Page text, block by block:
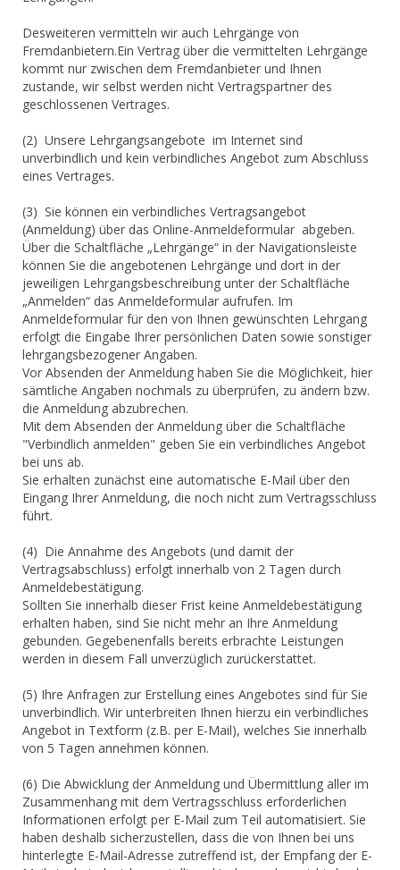
Desweiteren vermitteln wir auch Lehrgänge von
Fremdanbietern.Ein Vertrag über die vermittelten Lehrgänge
kommt nur zwischen dem Fremdanbieter und Ihnen
zustande, wir selbst werden nicht Vertragspartner des
geschlossenen Vertrages.
(2) Unsere Lehrgangsangebote im Internet sind
unverbindlich und kein verbindliches Angebot zum Abschluss
eines Vertrages.
(3) Sie können ein verbindliches Vertragsangebot
(Anmeldung) über das Online-Anmeldeformular abgeben.
Über die Schaltfläche „Lehrgänge“ in der Navigationsleiste
können Sie die angebotenen Lehrgänge und dort in der
jeweiligen Lehrgangsbeschreibung unter der Schaltfläche
„Anmelden“ das Anmeldeformular aufrufen. Im
Anmeldeformular für den von Ihnen gewünschten Lehrgang
erfolgt die Eingabe Ihrer persönlichen Daten sowie sonstiger
lehrgangsbezogener Angaben.
Vor Absenden der Anmeldung haben Sie die Möglichkeit, hier
sämtliche Angaben nochmals zu überprüfen, zu ändern bzw.
die Anmeldung abzubrechen.
Mit dem Absenden der Anmeldung über die Schaltfläche
"Verbindlich anmelden" geben Sie ein verbindliches Angebot
bei uns ab.
Sie erhalten zunächst eine automatische E-Mail über den
Eingang Ihrer Anmeldung, die noch nicht zum Vertragsschluss
führt.
(4) Die Annahme des Angebots (und damit der
Vertragsabschluss) erfolgt innerhalb von 2 Tagen durch
Anmeldebestätigung.
Sollten Sie innerhalb dieser Frist keine Anmeldebestätigung
erhalten haben, sind Sie nicht mehr an Ihre Anmeldung
gebunden. Gegebenenfalls bereits erbrachte Leistungen
werden in diesem Fall unverzüglich zurückerstattet.
(5) Ihre Anfragen zur Erstellung eines Angebotes sind für Sie
unverbindlich. Wir unterbreiten Ihnen hierzu ein verbindliches
Angebot in Textform (z.B. per E-Mail), welches Sie innerhalb
von 5 Tagen annehmen können.
(6) Die Abwicklung der Anmeldung und Übermittlung aller im
Zusammenhang mit dem Vertragsschluss erforderlichen
Informationen erfolgt per E-Mail zum Teil automatisiert. Sie
haben deshalb sicherzustellen, dass die von Ihnen bei uns
hinterlegte E-Mail-Adresse zutreffend ist, der Empfang der E-